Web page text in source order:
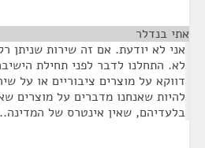
אתי בנדלר
אני לא יודעת. אם זה שירות שניתן
לא. התחלנו לדבר לפני תחילת
דווקא על מוצרים ציבוריים או על
להיות שאנחנו מדברים על מוצרים
בלעדיהם, שאין אינטרס של המדינה..